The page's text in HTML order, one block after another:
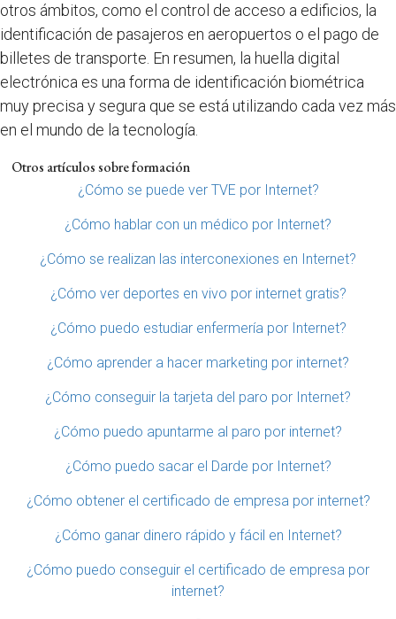
otros ámbitos, como el control de acceso a edificios, la
identificación de pasajeros en aeropuertos o el pago de
billetes de transporte. En resumen, la huella digital
electrónica es una forma de identificación biométrica
muy precisa y segura que se está utilizando cada vez más
en el mundo de la tecnología.
Otros artículos sobre formación
¿Cómo se puede ver TVE por Internet?
¿Cómo hablar con un médico por Internet?
¿Cómo se realizan las interconexiones en Internet?
¿Cómo ver deportes en vivo por internet gratis?
¿Cómo puedo estudiar enfermería por Internet?
¿Cómo aprender a hacer marketing por internet?
¿Cómo conseguir la tarjeta del paro por Internet?
¿Cómo puedo apuntarme al paro por internet?
¿Cómo puedo sacar el Darde por Internet?
¿Cómo obtener el certificado de empresa por internet?
¿Cómo ganar dinero rápido y fácil en Internet?
¿Cómo puedo conseguir el certificado de empresa por
internet?